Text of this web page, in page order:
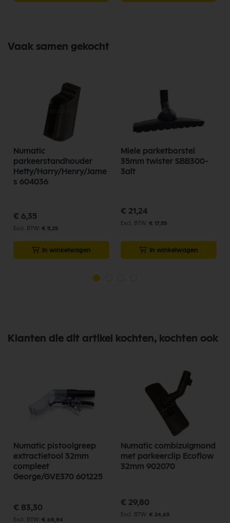
Vaak samen gekocht
Numatic
parkeerstandhouder
Hetty/Harry/Henry/Jame
s 604036
€ 6,35
€ 5,25
In winkelwagen
Miele parketborstel
35mm twister SBB300-
3alt
€ 21,24
€ 17,55
In winkelwagen
Klanten die dit artikel kochten, kochten ook
Numatic pistoolgreep
extractietool 32mm
compleet
George/GVE370 601225
€ 83,30
€ 68,84
Numatic combizuigmond
met parkeerclip Ecoflow
32mm 902070
€ 29,80
€ 24,63